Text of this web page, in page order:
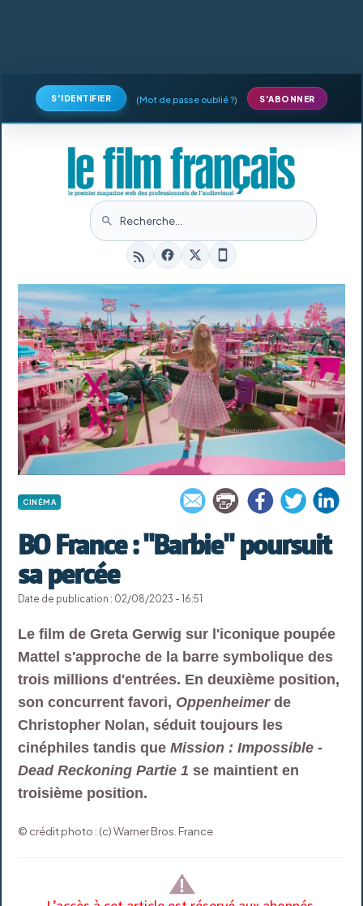
S'IDENTIFIER (Mot de passe oublié ?) S'ABONNER
CINÉMA
BO France : "Barbie" poursuit
sa percée
Date de publication : 02/08/2023 - 16:51
Le film de Greta Gerwig sur l'iconique poupée
Mattel s'approche de la barre symbolique des
trois millions d'entrées. En deuxième position,
son concurrent favori, Oppenheimerde
Christopher Nolan, séduit toujours les
cinéphiles tandis queMission : Impossible -
Dead Reckoning Partie 1 se maintient en
troisième position.
© crédit photo : (c) Warner Bros. France